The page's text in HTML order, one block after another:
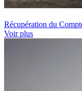
Récupération du
Voir plus